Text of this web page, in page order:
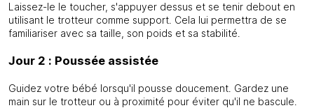
Laissez-le le toucher, s'appuyer dessus et se tenir debout en
utilisant le trotteur comme support. Cela lui permettra de se
familiariser avec sa taille, son poids et sa stabilité.
Jour 2 : Poussée assistée
Guidez votre bébé lorsqu'il pousse doucement. Gardez une
main sur le trotteur ou à proximité pour éviter qu'il ne bascule.